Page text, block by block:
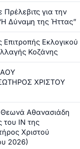
για την
Δύναμη της Ήττας”
Εκλογικού
Κοζάνης
ΧΡΙΣΤΟΥ
Θεωνά Αθανασιάδη
του ΙΝ της
Χριστού
2026)